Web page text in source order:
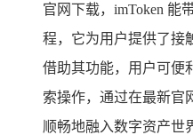
官网下载，imToken 能
程，它为用户提供了接
借助其功能，用户可便
索操作，通过在最新官
顺畅地融入数字资产世